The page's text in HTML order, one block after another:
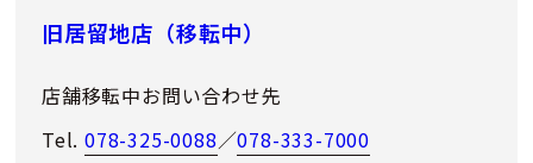
旧居留地店（移転中）
店舗移転中お問い合わせ先
Tel. 078-325-0088／078-333-7000